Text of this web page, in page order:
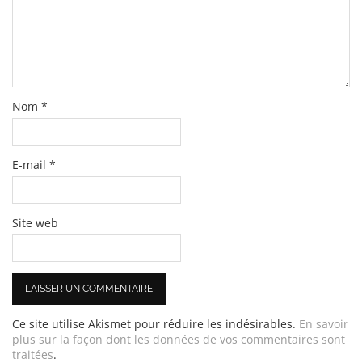
Nom *
E-mail *
Site web
Ce site utilise Akismet pour réduire les indésirables. En savoir
plus sur la façon dont les données de vos commentaires sont
traitées.